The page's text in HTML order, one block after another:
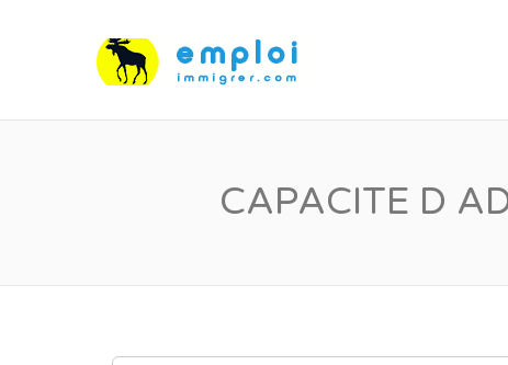
CAPACITE D